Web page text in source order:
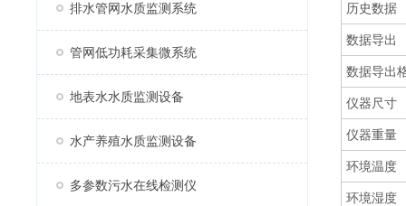
排水管网水质监测系统
管网低功耗采集微系统
地表水水质监测设备
水产养殖水质监测设备
多参数污水在线检测仪
历史数据
数据导出
数据导出
仪器尺寸
仪器重量
环境温度
环境湿度